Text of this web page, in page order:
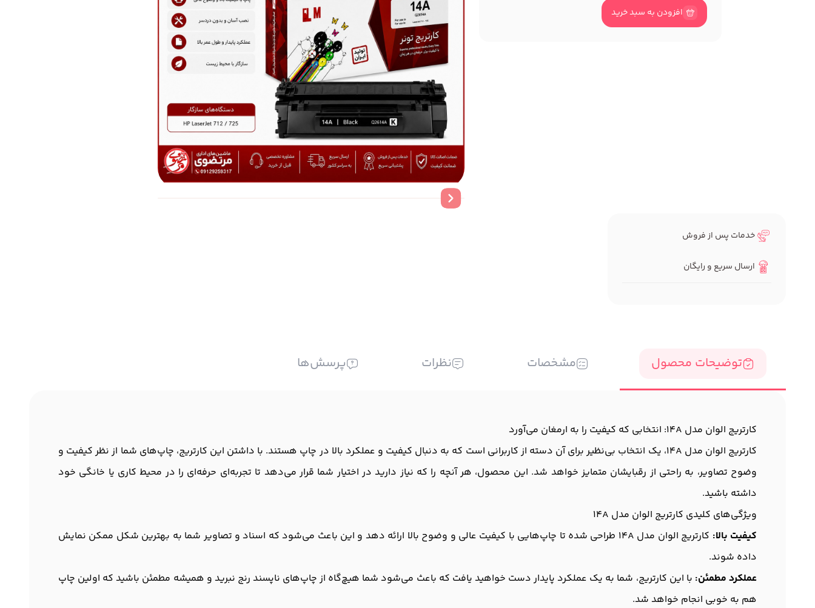
افزودن به سبد خرید
خدمات پس از فروش
ارسال سریع و رایگان
توضیحات محصول مشخصات نظرات پرسش‌ها
کارتریج الوان مدل 14A: انتخابی که کیفیت را به ارمغان می‌آورد
کارتریج الوان مدل 14A، یک انتخاب بی‌نظیر برای آن دسته از کاربرانی است که به دنبال کیفیت و عملکرد بالا در چاپ هستند. با داشتن این کارتریج، چاپ‌های شما از نظر کیفیت و
وضوح تصاویر، به راحتی از رقبایشان متمایز خواهد شد. این محصول، هر آنچه را که نیاز دارید در اختیار شما قرار می‌دهد تا تجربه‌ای حرفه‌ای را در محیط کاری یا خانگی خود
داشته باشید.
ویژگی‌های کلیدی کارتریج الوان مدل 14A
کیفیت بالا:
کارتریج الوان مدل 14A طراحی شده تا چاپ‌هایی با کیفیت عالی و وضوح بالا ارائه دهد و این باعث می‌شود که اسناد و تصاویر شما به بهترین شکل ممکن نمایش
داده شوند.
عملکرد مطمئن: با این کارتریج، شما به یک عملکرد پایدار دست خواهید یافت که باعث می‌شود شما هیچ‌گاه از چاپ‌های ناپسند رنج نبرید و همیشه مطمئن باشید که اولین چاپ
هم به خوبی انجام خواهد شد.